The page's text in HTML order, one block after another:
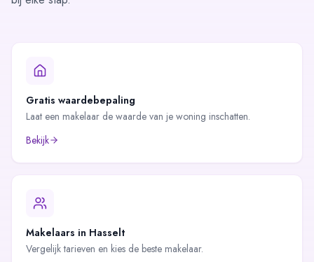
Gratis waardebepaling
Laat een makelaar de waarde van je woning inschatten.
Bekijk
Makelaars in Hasselt
Vergelijk tarieven en kies de beste makelaar.